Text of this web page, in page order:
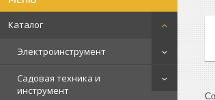
Каталог
Электроинструмент
Садовая техника и
инструмент